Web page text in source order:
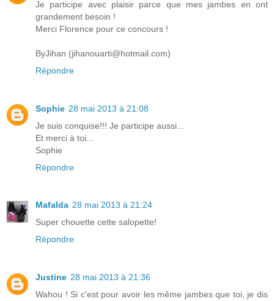
Je participe avec plaisir parce que mes jambes en ont
grandement besoin !
Merci Florence pour ce concours !
ByJihan (jihanouarti@hotmail.com)
Répondre
Sophie 28 mai 2013 à 21:08
Je suis conquise!!! Je participe aussi...
Et merci à toi...
Sophie
Répondre
Mafalda 28 mai 2013 à 21:24
Super chouette cette salopette!
Répondre
Justine 28 mai 2013 à 21:36
Wahou ! Si c'est pour avoir les même jambes que toi, je dis